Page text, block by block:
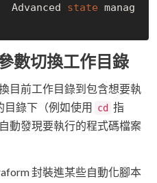
Advanced
state manag
數切換工作目錄
目前工作目錄到包含想要執
目錄下（例如使用 cd 指
動發現要執行的程式碼檔案
封裝進某些自動化腳本